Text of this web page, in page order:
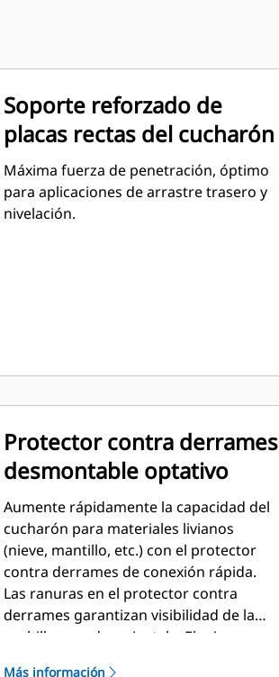
Soporte reforzado de
placas rectas del cucharón
Máxima fuerza de penetración, óptimo
para aplicaciones de arrastre trasero y
nivelación.
Protector contra derrames
desmontable optativo
Aumente rápidamente la capacidad del
cucharón para materiales livianos
(nieve, mantillo, etc.) con el protector
contra derrames de conexión rápida.
Las ranuras en el protector contra
derrames garantizan visibilidad de la
cuchilla cuando se instala. El mismo
Más información